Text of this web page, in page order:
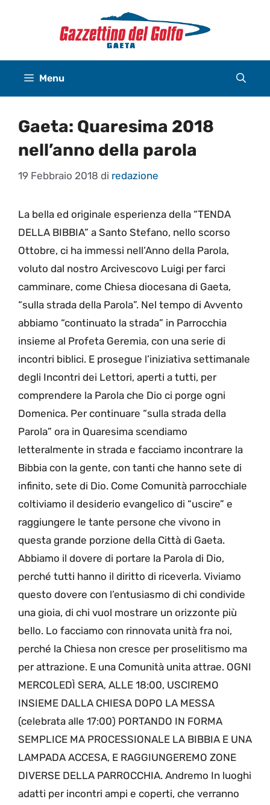
Menu
Gaeta: Quaresima 2018
nell’anno della parola
19 Febbraio 2018 di redazione
La bella ed originale esperienza della “TENDA
DELLA BIBBIA” a Santo Stefano, nello scorso
Ottobre, ci ha immessi nell’Anno della Parola,
voluto dal nostro Arcivescovo Luigi per farci
camminare, come Chiesa diocesana di Gaeta,
“sulla strada della Parola”. Nel tempo di Avvento
abbiamo “continuato la strada” in Parrocchia
insieme al Profeta Geremia, con una serie di
incontri biblici. E prosegue l’iniziativa settimanale
degli Incontri dei Lettori, aperti a tutti, per
comprendere la Parola che Dio ci porge ogni
Domenica. Per continuare “sulla strada della
Parola” ora in Quaresima scendiamo
letteralmente in strada e facciamo incontrare la
Bibbia con la gente, con tanti che hanno sete di
infinito, sete di Dio. Come Comunità parrocchiale
coltiviamo il desiderio evangelico di “uscire” e
raggiungere le tante persone che vivono in
questa grande porzione della Città di Gaeta.
Abbiamo il dovere di portare la Parola di Dio,
perché tutti hanno il diritto di riceverla. Viviamo
questo dovere con l’entusiasmo di chi condivide
una gioia, di chi vuol mostrare un orizzonte più
bello. Lo facciamo con rinnovata unità fra noi,
perché la Chiesa non cresce per proselitismo ma
per attrazione. E una Comunità unita attrae. OGNI
MERCOLEDÌ SERA, ALLE 18:00, USCIREMO
INSIEME DALLA CHIESA DOPO LA MESSA
(celebrata alle 17:00) PORTANDO IN FORMA
SEMPLICE MA PROCESSIONALE LA BIBBIA E UNA
LAMPADA ACCESA, E RAGGIUNGEREMO ZONE
DIVERSE DELLA PARROCCHIA. Andremo In luoghi
adatti per incontri ampi e coperti, che verranno